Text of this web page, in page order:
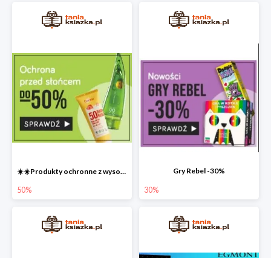
☀️☀️Produkty ochronne z wysokim SPF do -50% ☀️☀️
50%
Gry Rebel -30%
30%